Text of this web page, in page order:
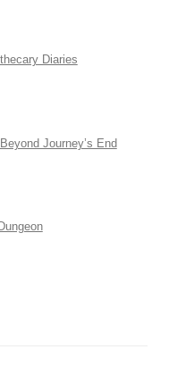
Diaries
Journey’s End